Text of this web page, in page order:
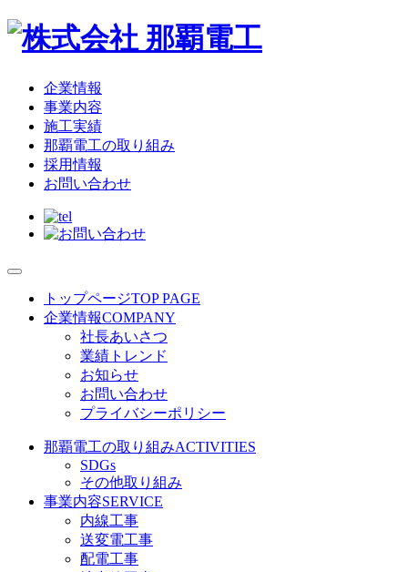
企業情報
事業内容
施工実績
那覇電工の取り組み
採用情報
お問い合わせ
トップページTOP PAGE
企業情報COMPANY
社長あいさつ
業績トレンド
お知らせ
お問い合わせ
プライバシーポリシー
那覇電工の取り組みACTIVITIES
SDGs
その他取り組み
事業内容SERVICE
内線工事
送変電工事
配電工事